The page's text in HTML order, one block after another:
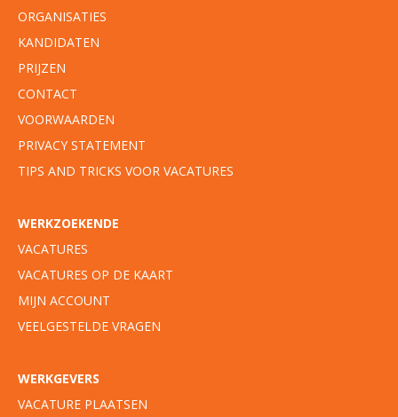
ORGANISATIES
KANDIDATEN
PRIJZEN
CONTACT
VOORWAARDEN
PRIVACY STATEMENT
TIPS AND TRICKS VOOR VACATURES
WERKZOEKENDE
VACATURES
VACATURES OP DE KAART
MIJN ACCOUNT
VEELGESTELDE VRAGEN
WERKGEVERS
VACATURE PLAATSEN